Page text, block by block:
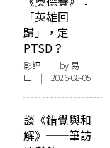
「英雄回
歸」，定
PTSD？
影評 | by 易
山 | 2026-08-05
談《錯覺與和
解》──筆訪